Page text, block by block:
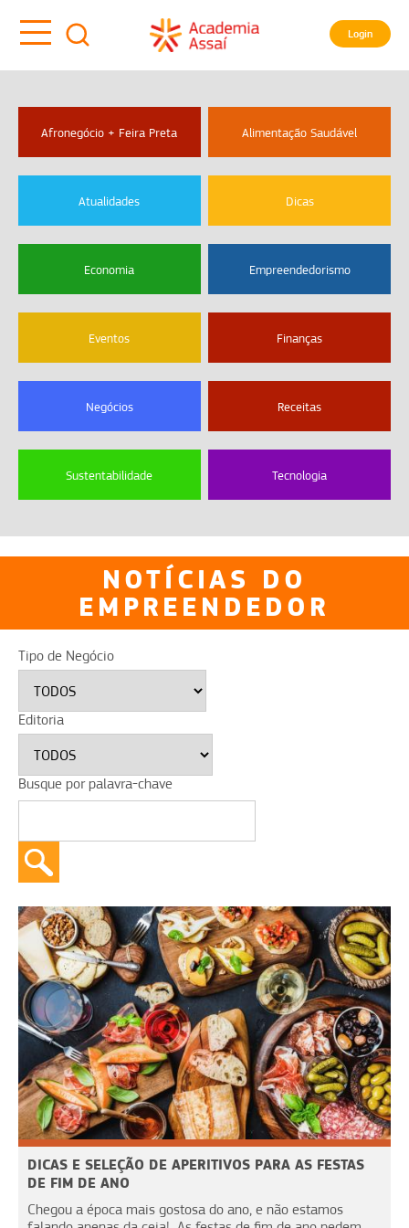
Login
Afronegócio + Feira Preta Alimentação Saudável
Atualidades Dicas
Economia Empreendedorismo
Eventos Finanças
Negócios Receitas
Sustentabilidade Tecnologia
NOTÍCIAS DO
EMPREENDEDOR
Tipo de Negócio
Editoria
Busque por palavra-chave
DICAS E SELEÇÃO DE APERITIVOS PARA AS FESTAS
DE FIM DE ANO
Chegou a época mais gostosa do ano, e não estamos